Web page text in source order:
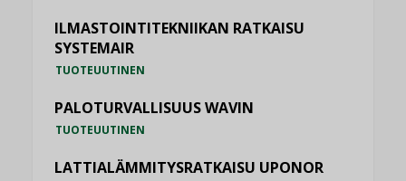
ILMASTOINTITEKNIIKAN RATKAISU
SYSTEMAIR
TUOTEUUTINEN
PALOTURVALLISUUS WAVIN
TUOTEUUTINEN
LATTIALÄMMITYSRATKAISU UPONOR